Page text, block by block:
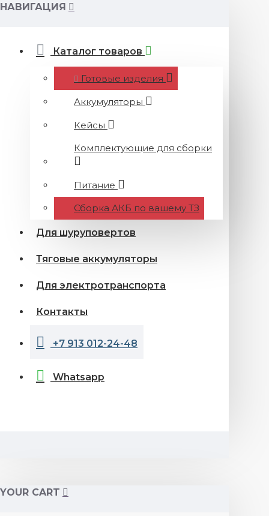
НАВИГАЦИЯ
Каталог товаров
Готовые изделия
Аккумуляторы
Кейсы
Комплектующие для сборки
Питание
Сборка АКБ по вашему ТЗ
Для шуруповертов
Тяговые аккумуляторы
Для электротранспорта
Контакты
+7 913 012-24-48
Whatsapp
YOUR CART